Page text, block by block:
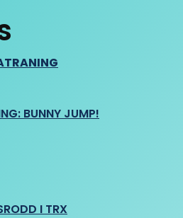
BUNNY JUMP!
I TRX